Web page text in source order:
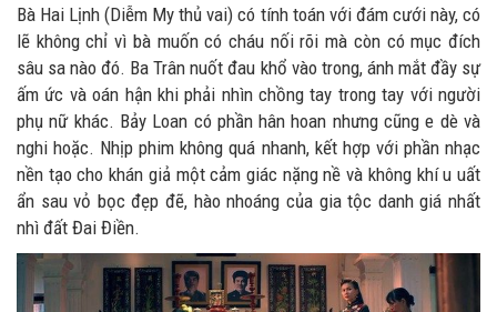
Bà Hai Lịnh (Diễm My thủ vai) có tính toán với đám cưới này, có
lẽ không chỉ vì bà muốn có cháu nối rõi mà còn có mục đích
sâu sa nào đó. Ba Trân nuốt đau khổ vào trong, ánh mắt đầy sự
ấm ức và oán hận khi phải nhìn chồng tay trong tay với người
phụ nữ khác. Bảy Loan có phần hân hoan nhưng cũng e dè và
nghi hoặc. Nhịp phim không quá nhanh, kết hợp với phần nhạc
nền tạo cho khán giả một cảm giác nặng nề và không khí u uất
ẩn sau vỏ bọc đẹp đẽ, hào nhoáng của gia tộc danh giá nhất
nhì đất Đai Điền.